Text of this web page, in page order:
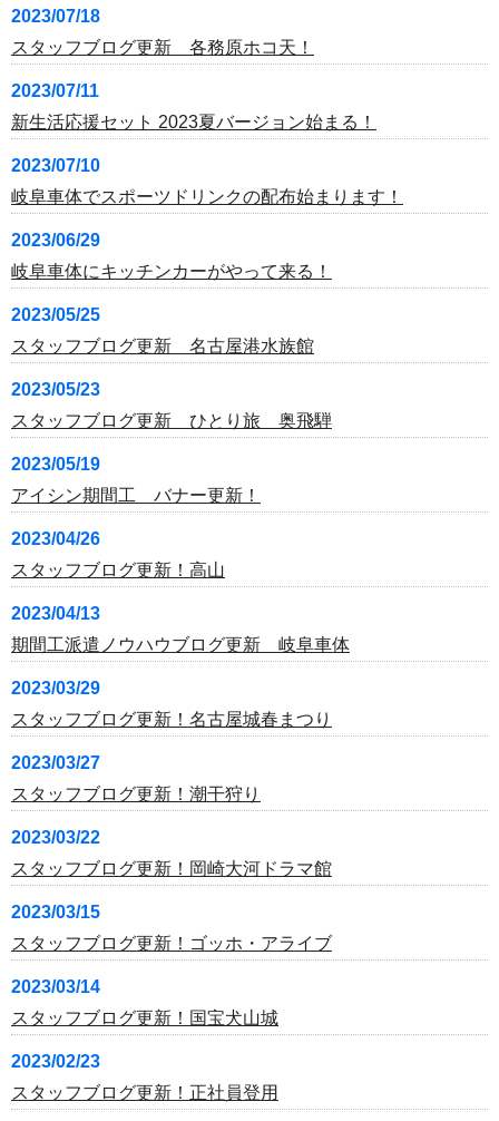
2023/07/18
スタッフブログ更新 各務原ホコ天！
2023/07/11
新生活応援セット 2023夏バージョン始まる！
2023/07/10
岐阜車体でスポーツドリンクの配布始まります！
2023/06/29
岐阜車体にキッチンカーがやって来る！
2023/05/25
スタッフブログ更新 名古屋港水族館
2023/05/23
スタッフブログ更新 ひとり旅 奥飛騨
2023/05/19
アイシン期間工 バナー更新！
2023/04/26
スタッフブログ更新！高山
2023/04/13
期間工派遣ノウハウブログ更新 岐阜車体
2023/03/29
スタッフブログ更新！名古屋城春まつり
2023/03/27
スタッフブログ更新！潮干狩り
2023/03/22
スタッフブログ更新！岡崎大河ドラマ館
2023/03/15
スタッフブログ更新！ゴッホ・アライブ
2023/03/14
スタッフブログ更新！国宝犬山城
2023/02/23
スタッフブログ更新！正社員登用